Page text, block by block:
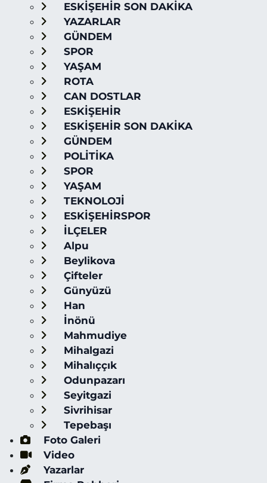
ESKİŞEHİR SON DAKİKA
YAZARLAR
GÜNDEM
SPOR
YAŞAM
ROTA
CAN DOSTLAR
ESKİŞEHİR
ESKİŞEHİR SON DAKİKA
GÜNDEM
POLİTİKA
SPOR
YAŞAM
TEKNOLOJİ
ESKİŞEHİRSPOR
İLÇELER
Alpu
Beylikova
Çifteler
Günyüzü
Han
İnönü
Mahmudiye
Mihalgazi
Mihalıççık
Odunpazarı
Seyitgazi
Sivrihisar
Tepebaşı
Foto Galeri
Video
Yazarlar